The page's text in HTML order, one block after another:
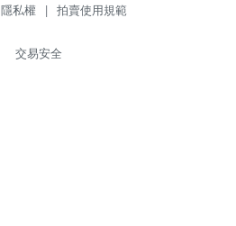
隱私權 | 拍賣使用規範
交易安全